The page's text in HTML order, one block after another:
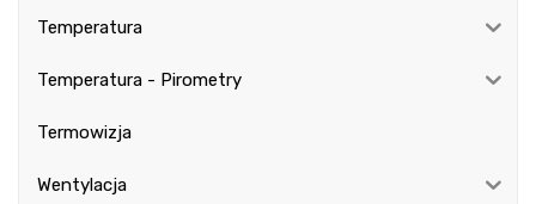
Temperatura
Temperatura - Pirometry
Termowizja
Wentylacja